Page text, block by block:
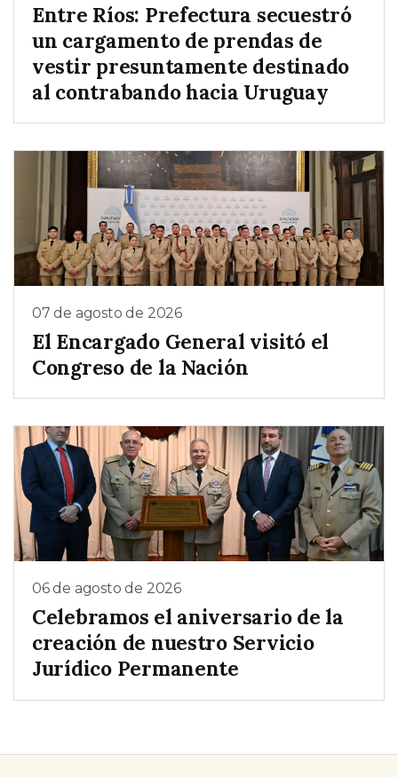
Entre Ríos: Prefectura secuestró
un cargamento de prendas de
vestir presuntamente destinado
al contrabando hacia Uruguay
07 de agosto de 2026
El Encargado General visitó el
Congreso de la Nación
06 de agosto de 2026
Celebramos el aniversario de la
creación de nuestro Servicio
Jurídico Permanente